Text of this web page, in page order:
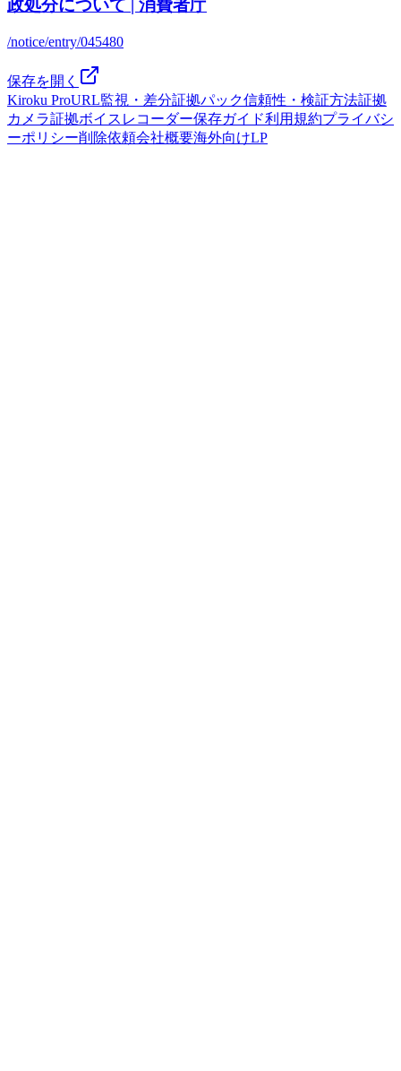
政処分について | 消費者庁
/notice/entry/045480
保存を開く
Kiroku ProURL監視・差分証拠パック信頼性・検証方法証拠
カメラ証拠ボイスレコーダー保存ガイド利用規約プライバシ
ーポリシー削除依頼会社概要海外向けLP